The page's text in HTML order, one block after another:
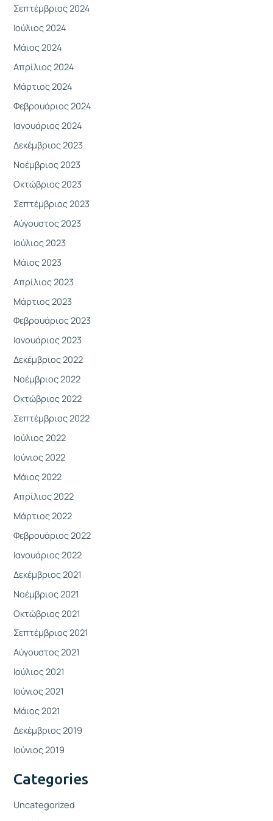
Σεπτέμβριος 2024
Ιούλιος 2024
Μάιος 2024
Απρίλιος 2024
Μάρτιος 2024
Φεβρουάριος 2024
Ιανουάριος 2024
Δεκέμβριος 2023
Νοέμβριος 2023
Οκτώβριος 2023
Σεπτέμβριος 2023
Αύγουστος 2023
Ιούλιος 2023
Μάιος 2023
Απρίλιος 2023
Μάρτιος 2023
Φεβρουάριος 2023
Ιανουάριος 2023
Δεκέμβριος 2022
Νοέμβριος 2022
Οκτώβριος 2022
Σεπτέμβριος 2022
Ιούλιος 2022
Ιούνιος 2022
Μάιος 2022
Απρίλιος 2022
Μάρτιος 2022
Φεβρουάριος 2022
Ιανουάριος 2022
Δεκέμβριος 2021
Νοέμβριος 2021
Οκτώβριος 2021
Σεπτέμβριος 2021
Αύγουστος 2021
Ιούλιος 2021
Ιούνιος 2021
Μάιος 2021
Δεκέμβριος 2019
Ιούνιος 2019
Categories
Uncategorized